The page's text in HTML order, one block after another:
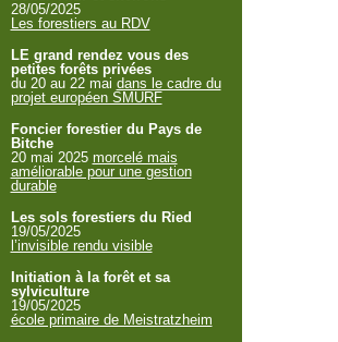
28/05/2025
Les forestiers au RDV
LE grand rendez vous des
petites forêts privées
du 20 au 22 mai dans le cadre du
projet européen SMURF
Foncier forestier du Pays de
Bitche
20 mai 2025 morcelé mais
améliorable pour une gestion
durable
Les sols forestiers du Ried
19/05/2025
l’invisible rendu visible
Initiation à la forêt et sa
sylviculture
19/05/2025
école primaire de Meistratzheim